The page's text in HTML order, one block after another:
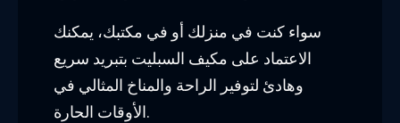
سواء كنت في منزلك أو في مكتبك، يمكنك
الاعتماد على مكيف السبليت بتبريد سريع
وهادئ لتوفير الراحة والمناخ المثالي في
الأوقات الحارة.